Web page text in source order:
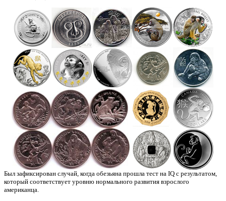
Был зафиксирован случай, когда обезьяна прошла тест на IQ с результатом,
который соответствует уровню нормального развития взрослого
американца.